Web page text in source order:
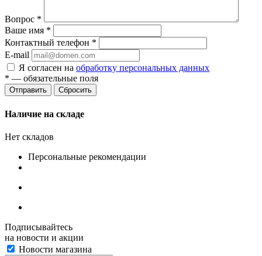
Вопрос *
Ваше имя *
Контактный телефон *
E-mail
Я согласен на обработку персональных данных
* — обязательные поля
Сбросить
Наличие на складе
Нет складов
Персональные рекомендации
Подписывайтесь
на новости и акции
Новости магазина